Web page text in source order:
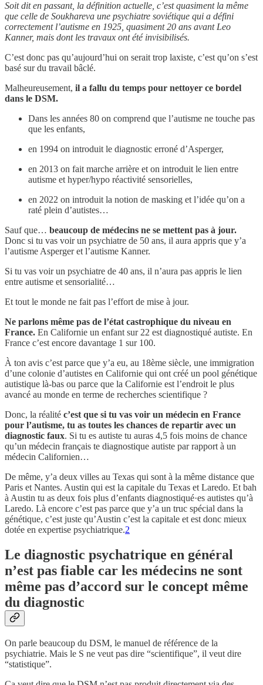
Soit dit en passant, la définition actuelle, c’est quasiment la même
que celle de Soukhareva une psychiatre soviétique qui a défini
correctement l’autisme en 1925, quasiment 20 ans avant Leo
Kanner, mais dont les travaux ont été invisibilisés.
C’est donc pas qu’aujourd’hui on serait trop laxiste, c’est qu’on s’est
basé sur du travail bâclé.
Malheureusement, il a fallu du temps pour nettoyer ce bordel
dans le DSM.
Dans les années 80 on comprend que l’autisme ne touche pas
que les enfants,
en 1994 on introduit le diagnostic erroné d’Asperger,
en 2013 on fait marche arrière et on introduit le lien entre
autisme et hyper/hypo réactivité sensorielles,
en 2022 on introduit la notion de masking et l’idée qu’on a
raté plein d’autistes…
Sauf que… beaucoup de médecins ne se mettent pas à jour.
Donc si tu vas voir un psychiatre de 50 ans, il aura appris que y’a
l’autisme Asperger et l’autisme Kanner.
Si tu vas voir un psychiatre de 40 ans, il n’aura pas appris le lien
entre autisme et sensorialité…
Et tout le monde ne fait pas l’effort de mise à jour.
Ne parlons même pas de l’état castrophique du niveau en
France. En Californie un enfant sur 22 est diagnostiqué autiste. En
France c’est encore davantage 1 sur 100.
À ton avis c’est parce que y’a eu, au 18ème siècle, une immigration
d’une colonie d’autistes en Californie qui ont créé un pool génétique
autistique là-bas ou parce que la Californie est l’endroit le plus
avancé au monde en terme de recherches scientifique ?
Donc, la réalité c’est que si tu vas voir un médecin en France
pour l’autisme, tu as toutes les chances de repartir avec un
diagnostic faux. Si tu es autiste tu auras 4,5 fois moins de chance
qu’un médecin français te diagnostique autiste par rapport à un
médecin Californien…
De même, y’a deux villes au Texas qui sont à la même distance que
Paris et Nantes. Austin qui est la capitale du Texas et Laredo. Et bah
à Austin tu as deux fois plus d’enfants diagnostiqué·es autistes qu’à
Laredo. Là encore c’est pas parce que y’a un truc spécial dans la
génétique, c’est juste qu’Austin c’est la capitale et est donc mieux
dotée en expertise psychiatrique.2
Le diagnostic psychatrique en général
n’est pas fiable car les médecins ne sont
même pas d’accord sur le concept même
du diagnostic
On parle beaucoup du DSM, le manuel de référence de la
psychiatrie. Mais le S ne veut pas dire “scientifique”, il veut dire
“statistique”.